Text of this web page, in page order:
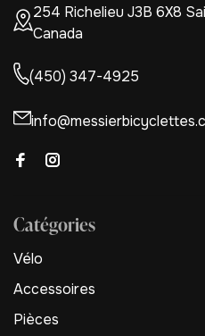
254 Richelieu J3B 6X8
Canada
(450) 347-4925
Catégories
Vélo
Accessoires
Pièces